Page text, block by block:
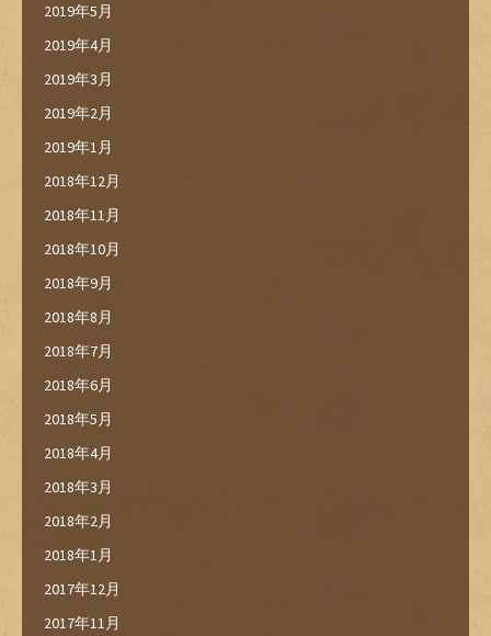
2019年5月
2019年4月
2019年3月
2019年2月
2019年1月
2018年12月
2018年11月
2018年10月
2018年9月
2018年8月
2018年7月
2018年6月
2018年5月
2018年4月
2018年3月
2018年2月
2018年1月
2017年12月
2017年11月